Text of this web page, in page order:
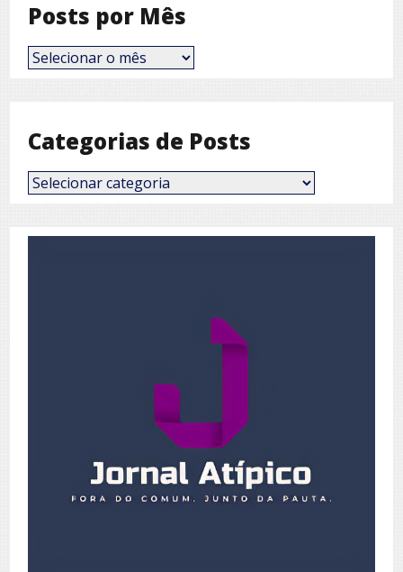
Posts por Mês
Posts
por
Categorias de Posts
Categorias
de